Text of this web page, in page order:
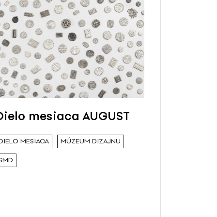
mesiaca AUGUST
MESIACA MÚZEUM DIZAJNU